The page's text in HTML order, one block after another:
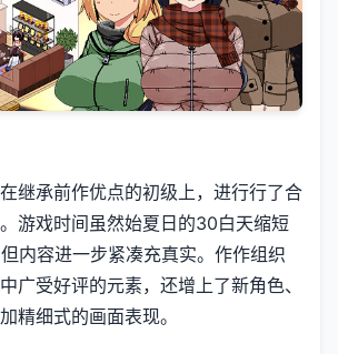
继承前作优点的初级上，进行行了合
游戏时间虽然始夏日的30白天缩短
内容进一步紧凑充真实。作作组织
广受好评的元素，还增上了​​新角色、
精细式的画面表现。